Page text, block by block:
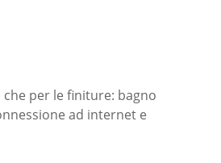
per le finiture: bagno
ad internet e